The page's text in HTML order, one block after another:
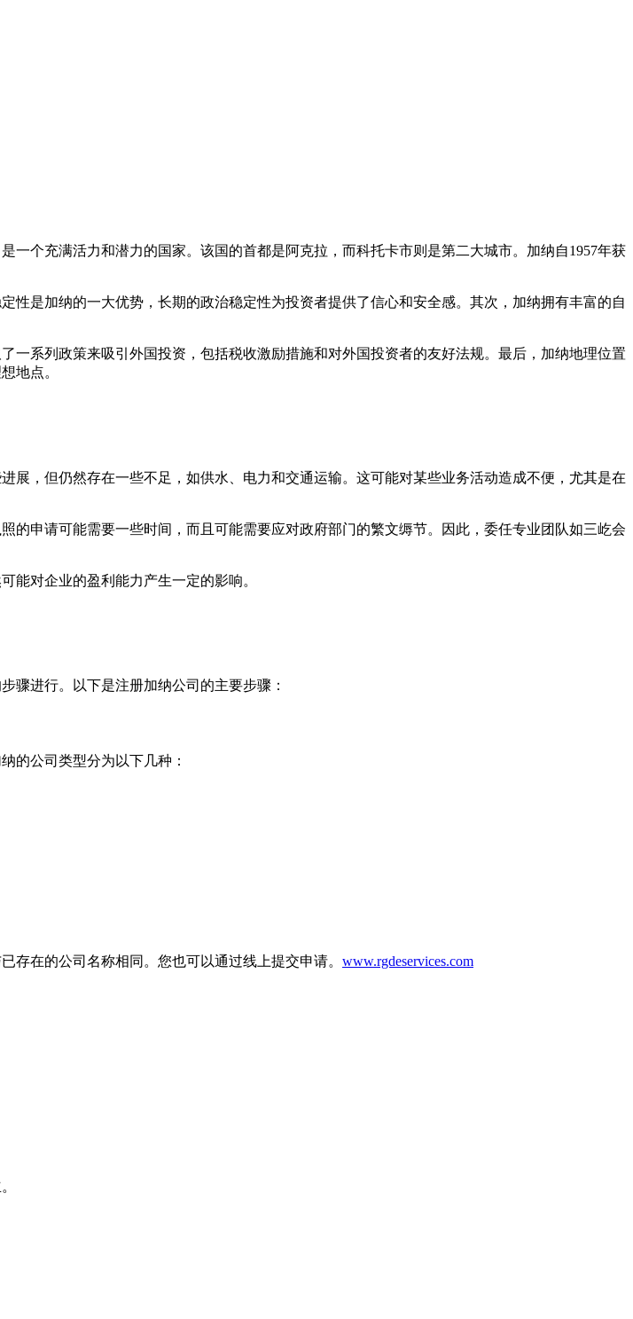
一个充满活力和潜力的国家。该国的首都是阿克拉，而科托卡市则是第二大城市。加纳自1957年获
是加纳的一大优势，长期的政治稳定性为投资者提供了信心和安全感。其次，加纳拥有丰富的自
一系列政策来吸引外国投资，包括税收激励措施和对外国投资者的友好法规。最后，加纳地理位置
地点。
，但仍然存在一些不足，如供水、电力和交通运输。这可能对某些业务活动造成不便，尤其是在
申请可能需要一些时间，而且可能需要应对政府部门的繁文缛节。因此，委任专业团队如三屹会
能对企业的盈利能力产生一定的影响。
骤进行。以下是注册加纳公司的主要步骤：
的公司类型分为以下几种：
存在的公司名称相同。您也可以通过线上提交申请。 www.rgdeservices.com